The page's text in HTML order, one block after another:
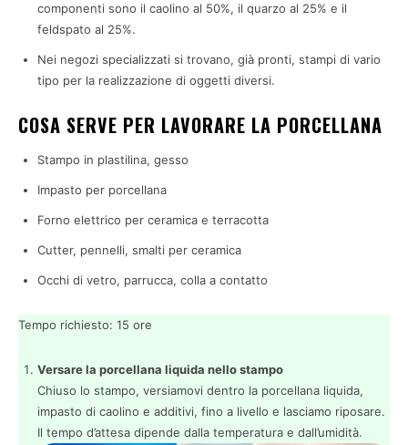
componenti sono il caolino al 50%, il quarzo al 25% e il
feldspato al 25%.
Nei negozi specializzati si trovano, già pronti, stampi di vario
tipo per la realizzazione di oggetti diversi.
COSA SERVE PER LAVORARE LA PORCELLANA
Stampo in plastilina, gesso
Impasto per porcellana
Forno elettrico per ceramica e terracotta
Cutter, pennelli, smalti per ceramica
Occhi di vetro, parrucca, colla a contatto
Tempo richiesto: 15 ore
Versare la porcellana liquida nello stampo
Chiuso lo stampo, versiamovi dentro la porcellana liquida,
impasto di caolino e additivi, fino a livello e lasciamo riposare.
Il tempo d’attesa dipende dalla temperatura e dall’umidità.